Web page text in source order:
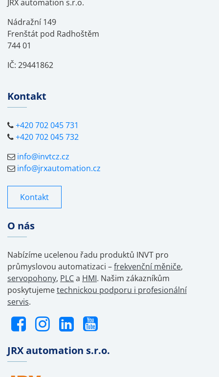
JRX automation s.r.o.
Nádražní 149
Frenštát pod Radhoštěm
744 01
IČ: 29441862
Kontakt
+420 702 045 731
+420 702 045 732
info@invtcz.cz
info@jrxautomation.cz
Kontakt
O nás
Nabízíme ucelenou řadu produktů INVT pro
průmyslovou automatizaci –frekvenční měniče,
servopohony, PLCa HMI. Našim zákazníkům
poskytujemetechnickou podporu i profesionální
servis.
JRX automation s.r.o.